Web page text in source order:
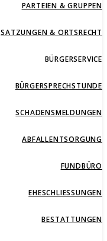
PARTEIEN & GRUPPEN
SATZUNGEN & ORTSRECHT
BÜRGERSERVICE
BÜRGERSPRECHSTUNDE
SCHADENSMELDUNGEN
ABFALLENTSORGUNG
FUNDBÜRO
EHESCHLIESSUNGEN
BESTATTUNGEN